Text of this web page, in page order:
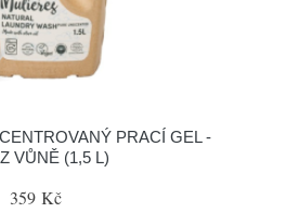
PRACÍ GEL -
VŮNĚ (1,5 L)
359 Kč